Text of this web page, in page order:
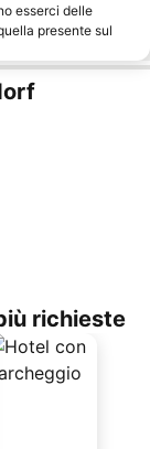
esserci delle
presente sul
richieste